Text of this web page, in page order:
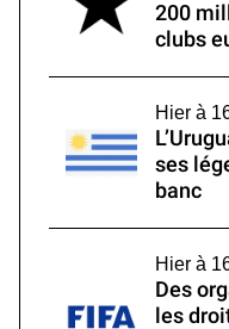
200
clubs
Hier à
ses
banc
Hier à
Des
les